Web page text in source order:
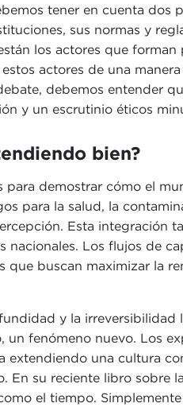
tener en cuenta
sus normas y
los actores que
actores de una
debemos entender
y un escrutinio éticos
bien?
demostrar cómo el
para la salud, la
Esta integración
Los flujos de
que buscan maximizar la
y la
un fenómeno nuevo. Los
extendiendo una cultura
En su reciente libro sobre
el tiempo. Simplemente